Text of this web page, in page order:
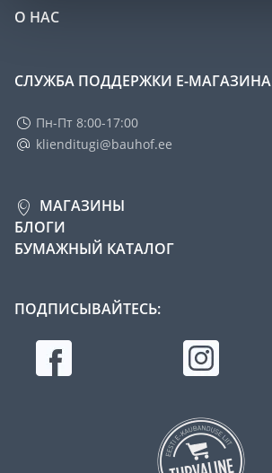
О НАС
СЛУЖБА ПОДДЕРЖКИ Е-МАГАЗИНА
Пн-Пт 8:00-17:00
klienditugi@bauhof.ee
МАГАЗИНЫ
БЛОГИ
БУМАЖНЫЙ КАТАЛОГ
ПОДПИСЫВАЙТЕСЬ: